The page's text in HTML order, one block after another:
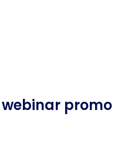
webinar promo